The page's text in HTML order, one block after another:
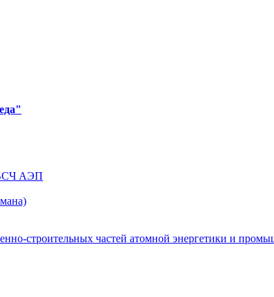
ВСЧ АЭП
строительных частей атомной энергетики и